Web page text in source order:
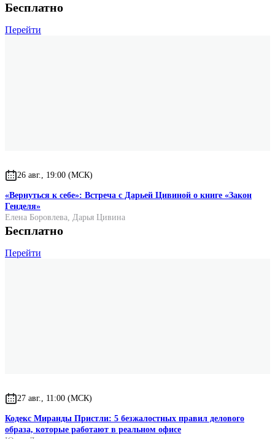
Бесплатно
Перейти
26 авг., 19:00 (МСК)
«Вернуться к себе»: Встреча с Дарьей Цивиной о книге «Закон
Генделя»
Елена Боровлева, Дарья Цивина
Бесплатно
Перейти
27 авг., 11:00 (МСК)
Кодекс Миранды Пристли: 5 безжалостных правил делового
образа, которые работают в реальном офисе